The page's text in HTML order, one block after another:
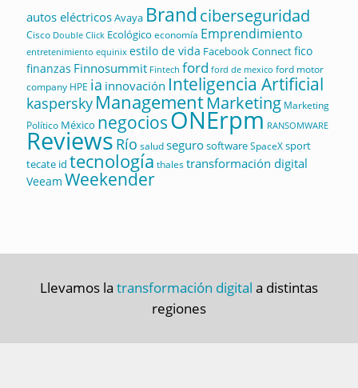
autos eléctricosAvaya Brandciberseguridad
Cisco Double Click Ecológico economía Emprendimiento
entretenimiento equinix estilo de vida Facebook Connectfico
finanzas Finnosummit Fintech ford ford de mexico ford motor
company HPE ia innovación Inteligencia Artificial
kaspersky ManagementMarketing Marketing
Político México negociosONErpm RANSOMWARE
Reviews Río saludsegurosoftwareSpaceXsport
tecate id tecnología thalestransformación digital
Veeam Weekender
Llevamos la transformación digital a distintas
regiones